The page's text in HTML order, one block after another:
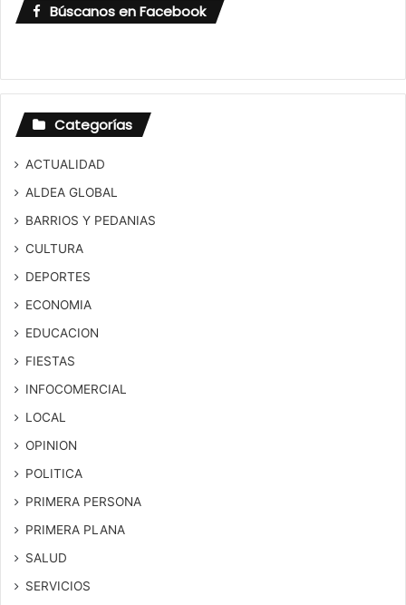
Búscanos en Facebook
Categorías
ACTUALIDAD
ALDEA GLOBAL
BARRIOS Y PEDANIAS
CULTURA
DEPORTES
ECONOMIA
EDUCACION
FIESTAS
INFOCOMERCIAL
LOCAL
OPINION
POLITICA
PRIMERA PERSONA
PRIMERA PLANA
SALUD
SERVICIOS